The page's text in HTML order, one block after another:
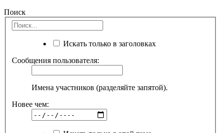
Поиск
Искать только в заголовках
Сообщения пользователя:
Имена участников (разделяйте запятой).
Новее чем: